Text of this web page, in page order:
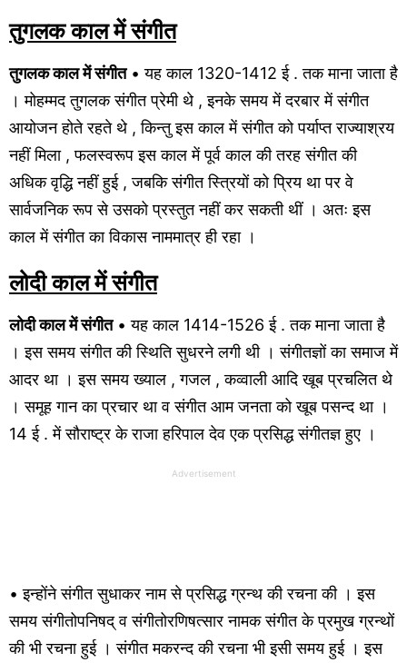
तुगलक काल में संगीत
तुगलक काल में संगीत• यह काल 1320-1412 ई . तक माना जाता है
। मोहम्मद तुगलक संगीत प्रेमी थे , इनके समय में दरबार में संगीत
आयोजन होते रहते थे , किन्तु इस काल में संगीत को पर्याप्त राज्याश्रय
नहीं मिला , फलस्वरूप इस काल में पूर्व काल की तरह संगीत की
अधिक वृद्धि नहीं हुई , जबकि संगीत स्त्रियों को प्रिय था पर वे
सार्वजनिक रूप से उसको प्रस्तुत नहीं कर सकती थीं । अतः इस
काल में संगीत का विकास नाममात्र ही रहा ।
लोदी काल में संगीत
लोदी काल में संगीत• यह काल 1414-1526 ई . तक माना जाता है
। इस समय संगीत की स्थिति सुधरने लगी थी । संगीतज्ञों का समाज में
आदर था । इस समय ख्याल , गजल , कव्वाली आदि खूब प्रचलित थे
। समूह गान का प्रचार था व संगीत आम जनता को खूब पसन्द था ।
14 ई . में सौराष्ट्र के राजा हरिपाल देव एक प्रसिद्ध संगीतज्ञ हुए ।
Advertisement
• इन्होंने संगीत सुधाकर नाम से प्रसिद्ध ग्रन्थ की रचना की । इस
समय संगीतोपनिषद् व संगीतोरणिषत्सार नामक संगीत के प्रमुख ग्रन्थों
की भी रचना हुई । संगीत मकरन्द की रचना भी इसी समय हुई । इस